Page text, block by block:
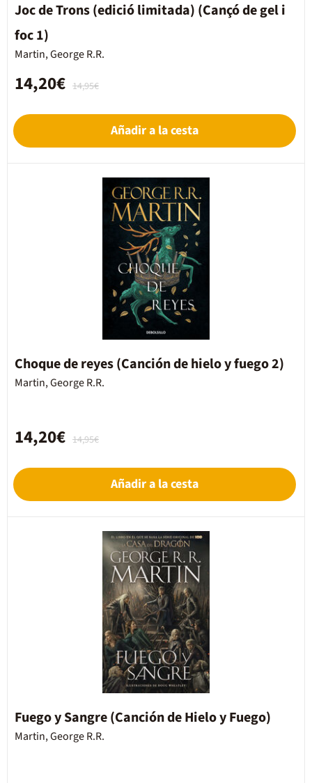
Joc de Trons (edició limitada) (Cançó de gel i
foc 1)
Martin, George R.R.
14,95€
14,20€
Añadir a la cesta
Choque de reyes (Canción de hielo y fuego 2)
Martin, George R.R.
14,95€
14,20€
Añadir a la cesta
Fuego y Sangre (Canción de Hielo y Fuego)
Martin, George R.R.